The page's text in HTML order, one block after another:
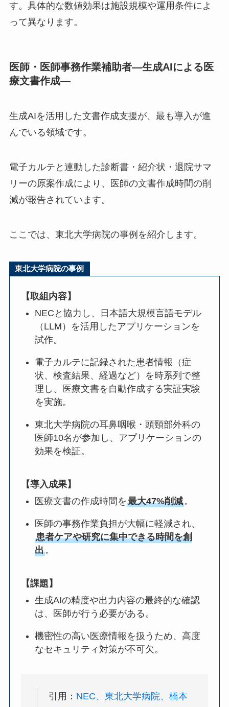
す。具体的な数値効果は施設規模や運用条件によ
って異なります。
医師・医師事務作業補助者―生成AIによる医
療文書作成―
生成AIを活用した文書作成支援が、最も導入が進
んでいる領域です。
電子カルテと連動した診断書・紹介状・退院サマ
リーの原案作成により、医師の文書作成時間の削
減が報告されています。
ここでは、東北大学病院の事例を紹介します。
東北大学病院の事例
【取組内容】
NECと協力し、日本語大規模言語モデル
（LLM）を活用したアプリケーションを
試作。
電子カルテに記録された患者情報（症
状、検査結果、経過など）を時系列で整
理し、医療文書を自動作成する実証実験
を実施。
東北大学病院の耳鼻咽喉・頭頸部外科の
医師10名が参加し、アプリケーションの
効果を検証。
【導入成果】
医療文書の作成時間を最大47%削減。
医師の事務作業負担が大幅に軽減され、
患者ケアや研究に集中できる時間を創
出。
【課題】
生成AIの精度や出力内容の最終的な確認
は、医師が行う必要がある。
機密性の高い医療情報を扱うため、高度
なセキュリティ対策が不可欠。
引用： NEC、東北大学病院、橋本